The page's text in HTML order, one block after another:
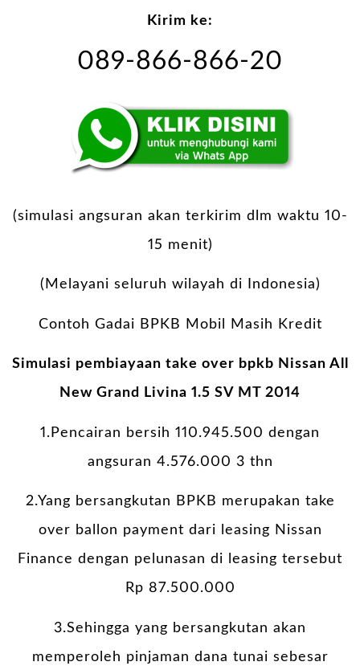
Kirim ke:
089-866-866-20
(simulasi angsuran akan terkirim dlm waktu 10-
15 menit)
(Melayani seluruh wilayah di Indonesia)
Contoh Gadai BPKB Mobil Masih Kredit
Simulasi pembiayaan take over bpkb Nissan All
New Grand Livina 1.5 SV MT 2014
1.Pencairan bersih 110.945.500 dengan
angsuran 4.576.000 3 thn
2.Yang bersangkutan BPKB merupakan take
over ballon payment dari leasing Nissan
Finance dengan pelunasan di leasing tersebut
Rp 87.500.000
3.Sehingga yang bersangkutan akan
memperoleh pinjaman dana tunai sebesar